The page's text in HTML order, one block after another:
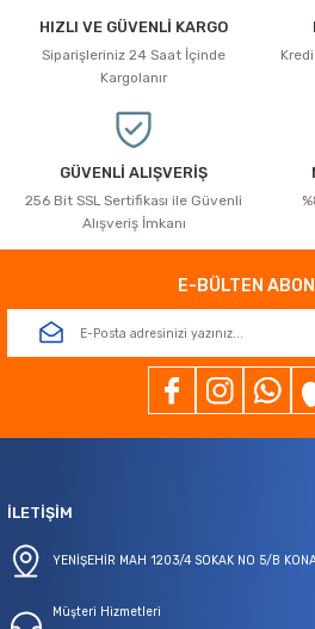
Ürün fiyatı diğer sitelerden daha
Bu ürüne benzer farklı alternatifler
HIZLI VE GÜVENLİ KARGO
Siparişleriniz 24 Saat İçinde
Kargolanır
GÜVENLİ ALIŞVERİŞ
256 Bit SSL Sertifikası ile Güvenli
Alışveriş İmkanı
E-BÜLTEN
İLETİŞİM
YENİŞEHİR MAH 1203/4 SOKAK NO 5/B
Müşteri Hizmetleri